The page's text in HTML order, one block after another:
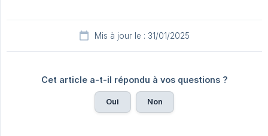
Mis à jour le : 31/01/2025
Cet article a-t-il répondu à vos questions ?
Oui Non